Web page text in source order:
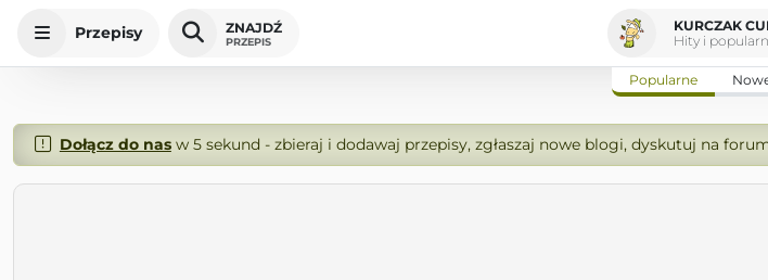
Przepisy ZNAJDŹ
PRZEPIS
KURCZAK
Hity i
Popularne
Dołącz do nasw 5 sekund - zbieraj i dodawaj przepisy, zgłaszaj nowe blogi, dyskutuj na